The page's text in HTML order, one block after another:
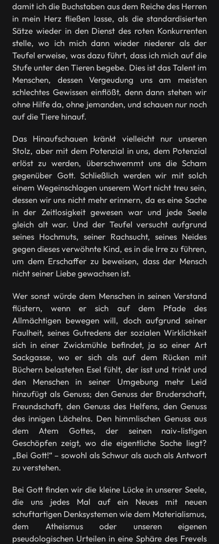
damit ich die Buchstaben aus dem Reiche des Herren
in mein Herz fließen lasse, als die standardisierten
Sätze wieder in den Dienst des roten Konkurrenten
stelle, wo ich mich dann wieder niederer als der
Teufel erweise, was dazu führt, dass ich mich auf die
Stufe unter den Tieren begebe. Dies ist das Talent im
Menschen, dessen Vergeudung uns am meisten
schlechtes Gewissen einflößt, denn dann stehen wir
ohne Hilfe da, ohne jemanden, und schauen nur noch
auf die Tiere hinauf.
Das Hinaufschauen kränkt vielleicht nur unseren
Stolz, aber mit dem Potenzial in uns, dem Potenzial
erlöst zu werden, überschwemmt uns die Scham
gegenüber Gott. Schließlich werden wir mit solch
einem Wegeinschlagen unserem Wort nicht treu sein,
dessen wir uns nicht mehr erinnern, da es eine Sache
in der Zeitlosigkeit gewesen war und jede Seele
gleich alt war. Und der Teufel versucht aufgrund
seines Hochmuts, seiner Rachsucht, seines Neides
gegen dieses verwöhnte Kind, es in die Irre zu führen,
um dem Erschaffer zu beweisen, dass der Mensch
nicht seiner Liebe gewachsen ist.
Wer sonst würde dem Menschen in seinen Verstand
flüstern, wenn er sich auf dem Pfade des
Allmächtigen bewegen will, doch aufgrund seiner
Faulheit, seines Gutredens der sozialen Wirklichkeit
sich in einer Zwickmühle befindet, ja so einer Art
Sackgasse, wo er sich als auf dem Rücken mit
Büchern belasteten Esel fühlt, der isst und trinkt und
den Menschen in seiner Umgebung mehr Leid
hinzufügt als Genuss; den Genuss der Bruderschaft,
Freundschaft, den Genuss des Helfens, den Genuss
des innigen Lächelns. Den himmlischen Genuss aus
dem Atem Gottes, der seinen naiv-listigen
Geschöpfen zeigt, wo die eigentliche Sache liegt?
„Bei Gott!“ – sowohl als Schwur als auch als Antwort
zu verstehen.
Bei Gott finden wir die kleine Lücke in unserer Seele,
die uns jedes Mal auf ein Neues mit neuen
schuftartigen Denksystemen wie dem Materialismus,
dem Atheismus oder unseren eigenen
pseudologischen Urteilen in eine Sphäre des Frevels